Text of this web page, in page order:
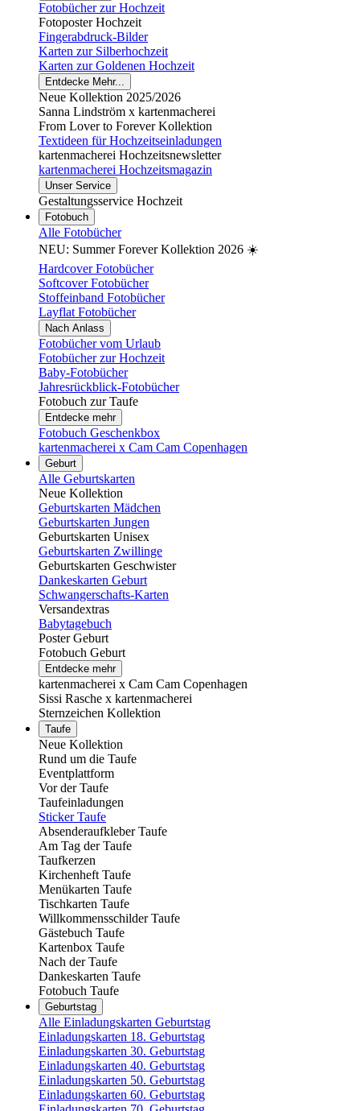
Fotobücher zur Hochzeit
Fotoposter Hochzeit
Fingerabdruck-Bilder
Karten zur Silberhochzeit
Karten zur Goldenen Hochzeit
Entdecke Mehr...
Neue Kollektion 2025/2026
Sanna Lindström x kartenmacherei
From Lover to Forever Kollektion
Textideen für Hochzeitseinladungen
kartenmacherei Hochzeitsnewsletter
kartenmacherei Hochzeitsmagazin
Unser Service
Gestaltungsservice Hochzeit
Fotobuch
Alle Fotobücher
NEU: Summer Forever Kollektion 2026 ☀️
Hardcover Fotobücher
Softcover Fotobücher
Stoffeinband Fotobücher
Layflat Fotobücher
Nach Anlass
Fotobücher vom Urlaub
Fotobücher zur Hochzeit
Baby-Fotobücher
Jahresrückblick-Fotobücher
Fotobuch zur Taufe
Entdecke mehr
Fotobuch Geschenkbox
kartenmacherei x Cam Cam Copenhagen
Geburt
Alle Geburtskarten
Neue Kollektion
Geburtskarten Mädchen
Geburtskarten Jungen
Geburtskarten Unisex
Geburtskarten Zwillinge
Geburtskarten Geschwister
Dankeskarten Geburt
Schwangerschafts-Karten
Versandextras
Babytagebuch
Poster Geburt
Fotobuch Geburt
Entdecke mehr
kartenmacherei x Cam Cam Copenhagen
Sissi Rasche x kartenmacherei
Sternzeichen Kollektion
Taufe
Neue Kollektion
Rund um die Taufe
Eventplattform
Vor der Taufe
Taufeinladungen
Sticker Taufe
Absenderaufkleber Taufe
Am Tag der Taufe
Taufkerzen
Kirchenheft Taufe
Menükarten Taufe
Tischkarten Taufe
Willkommensschilder Taufe
Gästebuch Taufe
Kartenbox Taufe
Nach der Taufe
Dankeskarten Taufe
Fotobuch Taufe
Geburtstag
Alle Einladungskarten Geburtstag
Einladungskarten 18. Geburtstag
Einladungskarten 30. Geburtstag
Einladungskarten 40. Geburtstag
Einladungskarten 50. Geburtstag
Einladungskarten 60. Geburtstag